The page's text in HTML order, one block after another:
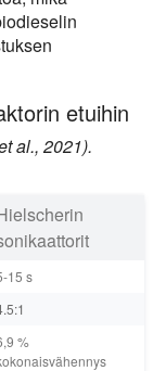
etuihin
al., 2021).
15 s
%